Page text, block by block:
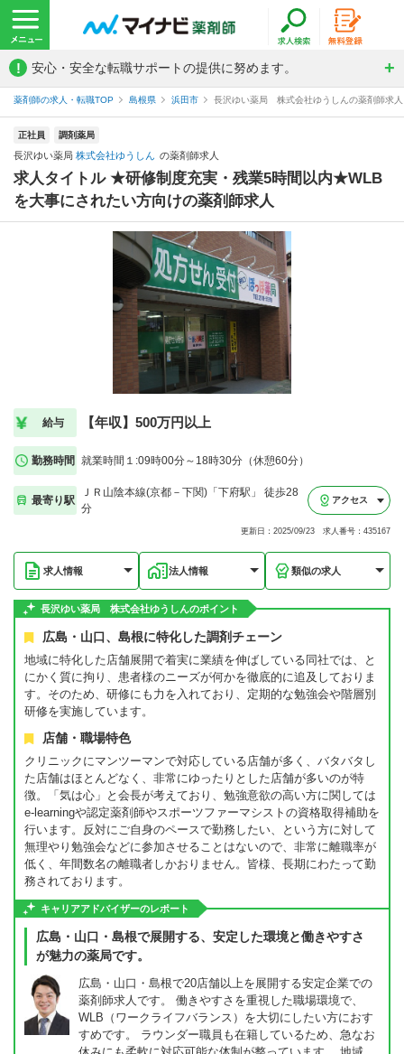
! 安心・安全な転職サポートの提供に努めます。
薬剤師の求人・転職TOP 島根県 浜田市 長沢ゆい薬局 株式会社ゆうしんの薬剤師求人
正社員 調剤薬局
長沢ゆい薬局 株式会社ゆうしん の薬剤師求人
求人タイトル ★研修制度充実・残業5時間以内★WLB
を大事にされたい方向けの薬剤師求人
給与 【年収】500万円以上
勤務時間 就業時間１:09時00分～18時30分（休憩60分）
最寄り駅
ＪＲ山陰本線(京都－下関)「下府駅」 徒歩28
分
アクセス
更新日：2025/09/23 求人番号：435167
求人情報 法人情報 類似の求人
長沢ゆい薬局 株式会社ゆうしんのポイント
広島・山口、島根に特化した調剤チェーン
地域に特化した店舗展開で着実に業績を伸ばしている同社では、と
にかく質に拘り、患者様のニーズが何かを徹底的に追及しておりま
す。そのため、研修にも力を入れており、定期的な勉強会や階層別
研修を実施しています。
店舗・職場特色
クリニックにマンツーマンで対応している店舗が多く、バタバタし
た店舗はほとんどなく、非常にゆったりとした店舗が多いのが特
徴。「気は心」と会長が考えており、勉強意欲の高い方に関しては
e-learningや認定薬剤師やスポーツファーマシストの資格取得補助を
行います。反対にご自身のペースで勤務したい、という方に対して
無理やり勉強会などに参加させることはないので、非常に離職率が
低く、年間数名の離職者しかおりません。皆様、長期にわたって勤
務されております。
キャリアアドバイザーのレポート
広島・山口・島根で展開する、安定した環境と働きやすさ
が魅力の薬局です。
広島・山口・島根で20店舗以上を展開する安定企業での
薬剤師求人です。 働きやすさを重視した職場環境で、
WLB（ワークライフバランス）を大切にしたい方におす
すめです。 ラウンダー職員も在籍しているため、急なお